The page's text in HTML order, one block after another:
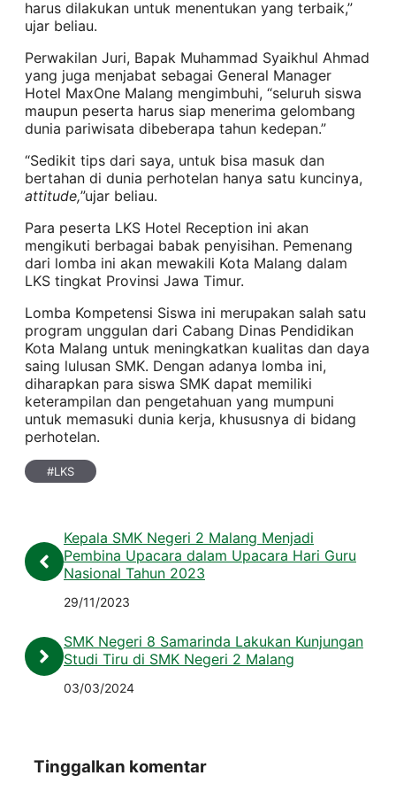
harus dilakukan untuk menentukan yang terbaik,”
ujar beliau.
Perwakilan Juri, Bapak Muhammad Syaikhul Ahmad
yang juga menjabat sebagai General Manager
Hotel MaxOne Malang mengimbuhi, “seluruh siswa
maupun peserta harus siap menerima gelombang
dunia pariwisata dibeberapa tahun kedepan.”
“Sedikit tips dari saya, untuk bisa masuk dan
bertahan di dunia perhotelan hanya satu kuncinya,
attitude,”ujar beliau.
Para peserta LKS Hotel Reception ini akan
mengikuti berbagai babak penyisihan. Pemenang
dari lomba ini akan mewakili Kota Malang dalam
LKS tingkat Provinsi Jawa Timur.
Lomba Kompetensi Siswa ini merupakan salah satu
program unggulan dari Cabang Dinas Pendidikan
Kota Malang untuk meningkatkan kualitas dan daya
saing lulusan SMK. Dengan adanya lomba ini,
diharapkan para siswa SMK dapat memiliki
keterampilan dan pengetahuan yang mumpuni
untuk memasuki dunia kerja, khususnya di bidang
perhotelan.
#LKS
Kepala SMK Negeri 2 Malang Menjadi
Pembina Upacara dalam Upacara Hari Guru
Nasional Tahun 2023
29/11/2023
SMK Negeri 8 Samarinda Lakukan Kunjungan
Studi Tiru di SMK Negeri 2 Malang
03/03/2024
Tinggalkan komentar